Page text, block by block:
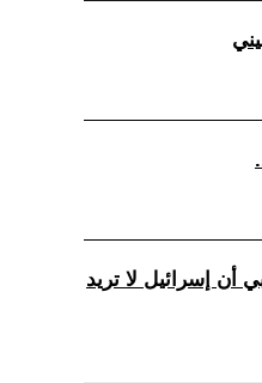
أن إسرائيل لا تريد